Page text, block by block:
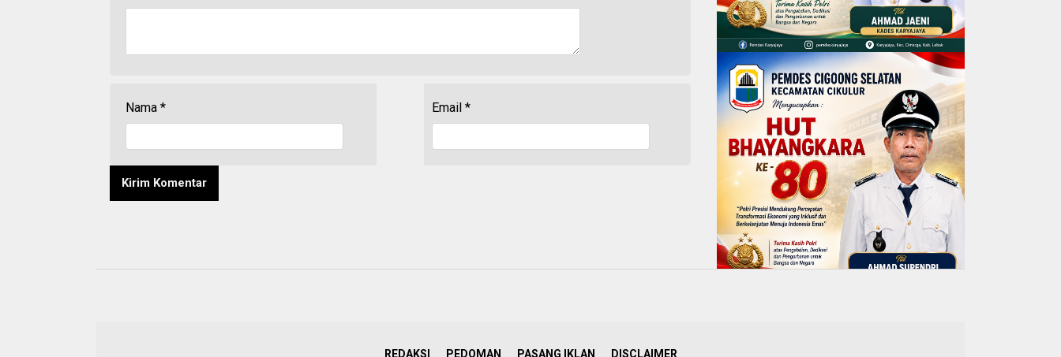
Nama * Email *
REDAKSI PEDOMAN PASANG IKLAN DISCLAIMER